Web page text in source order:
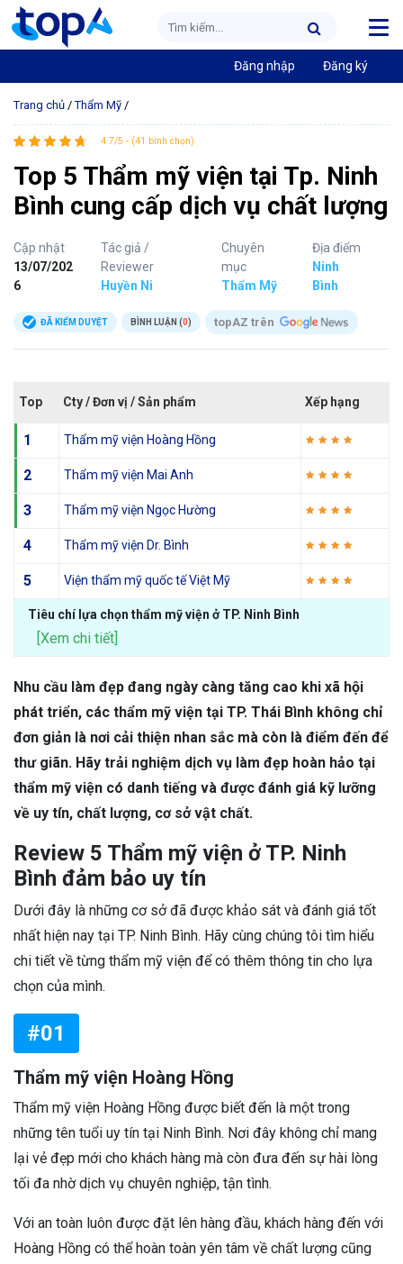
Đăng nhập Đăng ký
Trang chủ /Thẩm Mỹ /
4.7/5 - (41 bình chọn)
Top 5 Thẩm mỹ viện tại Tp. Ninh
Bình cung cấp dịch vụ chất lượng
Cập nhật
13/07/202
6
Tác giả /
Reviewer
Huyền Ni
Chuyên
mục
Thẩm Mỹ
Địa điểm
Ninh
Bình
ĐÃ KIỂM DUYỆT BÌNH LUẬN (0) topAZ trên
Top Cty / Đơn vị / Sản phẩm Xếp hạng
1 Thẩm mỹ viện Hoàng Hồng
2 Thẩm mỹ viện Mai Anh
3 Thẩm mỹ viện Ngọc Hường
4 Thẩm mỹ viện Dr. Bình
5 Viện thẩm mỹ quốc tế Việt Mỹ
Tiêu chí lựa chọn thẩm mỹ viện ở TP. Ninh Bình
[Xem chi tiết]
Nhu cầu làm đẹp đang ngày càng tăng cao khi xã hội
phát triển, các thẩm mỹ viện tại TP. Thái Bình không chỉ
đơn giản là nơi cải thiện nhan sắc mà còn là điểm đến để
thư giãn. Hãy trải nghiệm dịch vụ làm đẹp hoàn hảo tại
thẩm mỹ viện có danh tiếng và được đánh giá kỹ lưỡng
về uy tín, chất lượng, cơ sở vật chất.
Review 5 Thẩm mỹ viện ở TP. Ninh
Bình đảm bảo uy tín
Dưới đây là những cơ sở đã được khảo sát và đánh giá tốt
nhất hiện nay tại TP. Ninh Bình. Hãy cùng chúng tôi tìm hiểu
chi tiết về từng thẩm mỹ viện để có thêm thông tin cho lựa
chọn của mình.
#01
Thẩm mỹ viện Hoàng Hồng
Thẩm mỹ viện Hoàng Hồng được biết đến là một trong
những tên tuổi uy tín tại Ninh Bình. Nơi đây không chỉ mang
lại vẻ đẹp mới cho khách hàng mà còn đưa đến sự hài lòng
tối đa nhờ dịch vụ chuyên nghiệp, tận tình.
Với an toàn luôn được đặt lên hàng đầu, khách hàng đến với
Hoàng Hồng có thể hoàn toàn yên tâm về chất lượng cũng